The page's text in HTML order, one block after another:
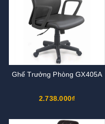
Ghế Trưởng Phòng GX405A
2.738.000₫